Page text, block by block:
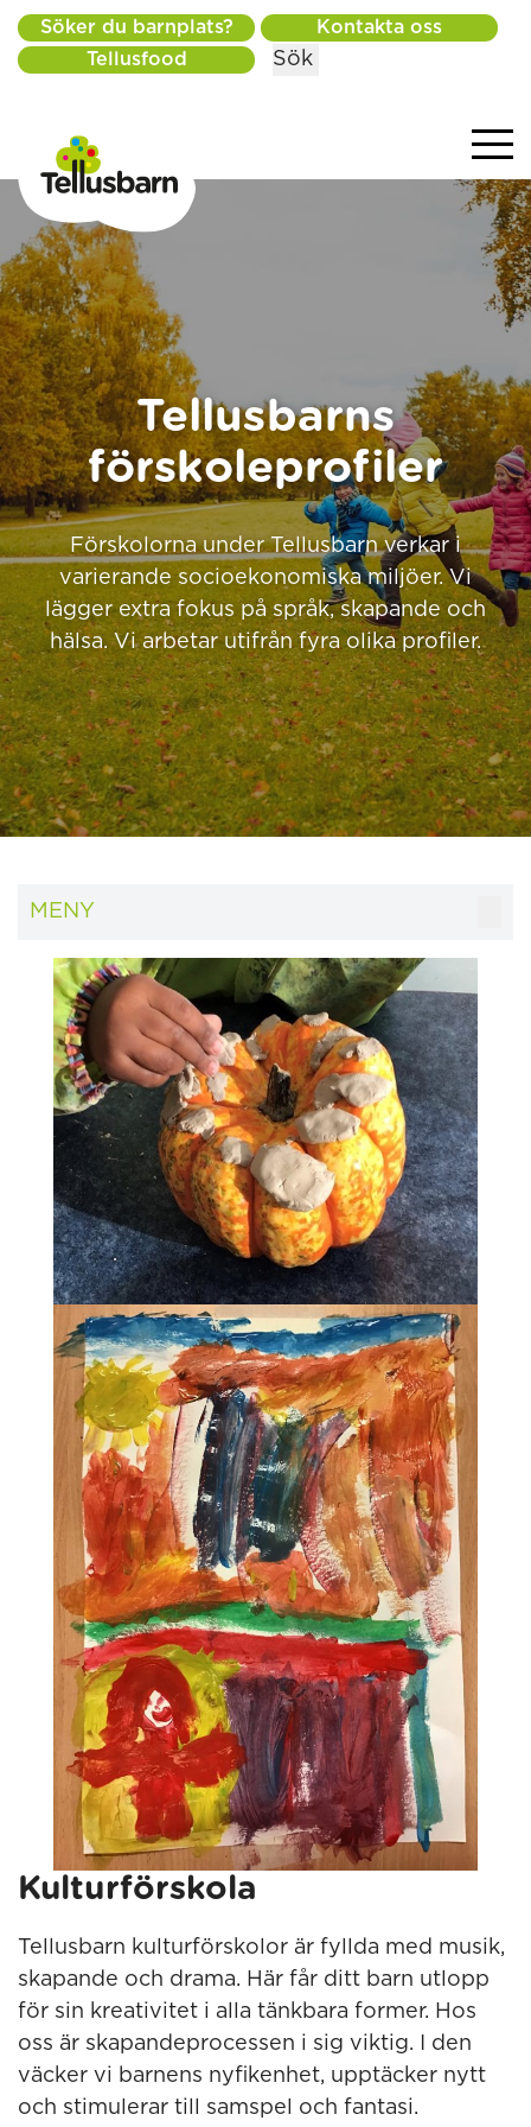
Söker du barnplats?
Kontakta oss
Tellusfood
Sök
Tellusbarns
förskoleprofiler
Förskolorna under Tellusbarn verkar i
varierande socioekonomiska miljöer. Vi
lägger extra fokus på språk, skapande och
hälsa. Vi arbetar utifrån fyra olika profiler.
Kulturförskola
Tellusbarn kulturförskolor är fyllda med musik,
skapande och drama. Här får ditt barn utlopp
för sin kreativitet i alla tänkbara former. Hos
oss är skapandeprocessen i sig viktig. I den
väcker vi barnens nyfikenhet, upptäcker nytt
och stimulerar till samspel och fantasi.
MENY